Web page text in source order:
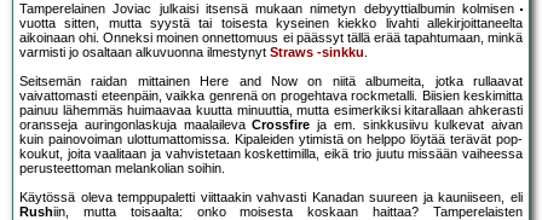
Tamperelainen Joviac julkaisi itsensä mukaan nimetyn debyyttialbumin kolmisen
vuotta sitten, mutta syystä tai toisesta kyseinen kiekko livahti allekirjoittaneelta
aikoinaan ohi. Onneksi moinen onnettomuus ei päässyt tällä erää tapahtumaan, minkä
varmisti jo osaltaan alkuvuonna ilmestynyt Straws -sinkku.
Seitsemän raidan mittainen Here and Now on niitä albumeita, jotka rullaavat
vaivattomasti eteenpäin, vaikka genrenä on progehtava rockmetalli. Biisien keskimitta
painuu lähemmäs huimaavaa kuutta minuuttia, mutta esimerkiksi kitarallaan ahkerasti
oransseja auringonlaskuja maalailevaCrossfire ja em. sinkkusiivu kulkevat aivan
kuin painovoiman ulottumattomissa. Kipaleiden ytimistä on helppo löytää terävät pop-
koukut, joita vaalitaan ja vahvistetaan koskettimilla, eikä trio juutu missään vaiheessa
perusteettoman melankolian soihin.
Käytössä oleva temppupaletti viittaakin vahvasti Kanadan suureen ja kauniiseen, eli
Rushiin, mutta toisaalta: onko moisesta koskaan haittaa? Tamperelaisten